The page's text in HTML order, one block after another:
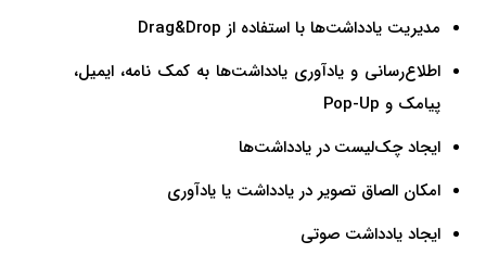
مدیریت یادداشت‌ها با استفاده از Drag&Drop
اطلاع‌رسانی و یادآوری یادداشت‌ها به کمک نامه، ایمیل،
پیامک و Pop-Up
ایجاد چک‌لیست در یادداشت‌ها
امکان الصاق تصویر در یادداشت یا یادآوری
ایجاد یادداشت صوتی